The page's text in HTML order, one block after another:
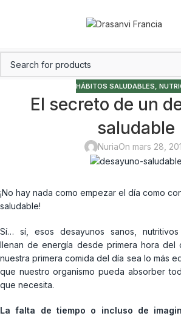
HÁBITOS SALUDABLES,
El secreto de un
saludable
NuriaOn mars 28,
¡No hay nada como empezar el día como
saludable!
Sí… sí, esos desayunos sanos,
llenan de energía desde primera hora del
nuestra primera comida del día sea lo más
que nuestro organismo pueda absorber
que necesita.
La falta de tiempo o incluso de